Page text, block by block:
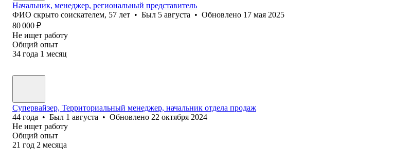
Начальник, менеджер, региональный представитель
ФИО скрыто соискателем, 57 лет • Был 5 августа • Обновлено 17 мая 2025
80 000 ₽
Не ищет работу
Общий опыт
34 года 1 месяц
Супервайзер, Территориальный менеджер, начальник отдела продаж
44 года • Был 1 августа • Обновлено 22 октября 2024
Не ищет работу
Общий опыт
21 год 2 месяца